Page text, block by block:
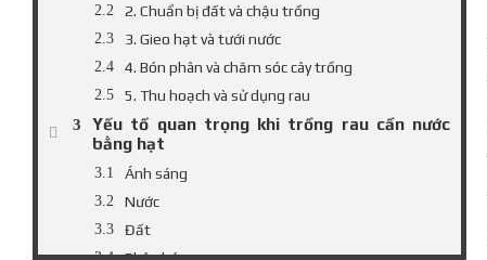
2. Chuẩn bị đất và chậu trồng
3. Gieo hạt và tưới nước
4. Bón phân và chăm sóc cây trồng
5. Thu hoạch và sử dụng rau
Yếu tố quan trọng khi trồng rau cần nước
bằng hạt
Ánh sáng
Nước
Đất